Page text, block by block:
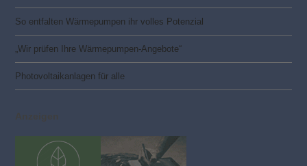
So entfalten Wärmepumpen ihr volles Potenzial
„Wir prüfen Ihre Wärmepumpen-Angebote“
Photovoltaik­­anlagen für alle